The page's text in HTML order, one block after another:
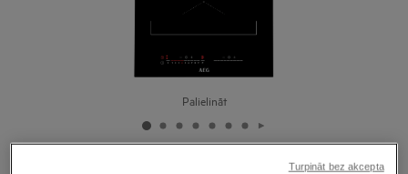
Palielināt
Turpināt bez akcepta